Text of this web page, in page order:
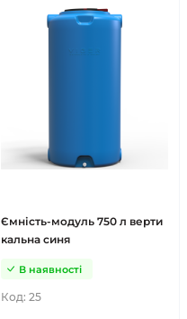
Ємність-модуль 750 л верти
кальна синя
Код: 25
В наявності